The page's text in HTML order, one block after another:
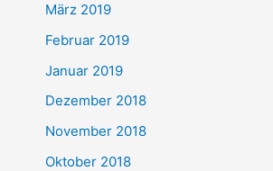
März 2019
Februar 2019
Januar 2019
Dezember 2018
November 2018
Oktober 2018